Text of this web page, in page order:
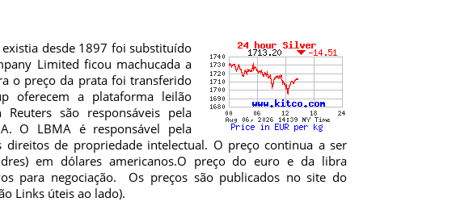
desde 1897 foi substituído
Limited ficou machucada a
o preço da prata foi transferido
oferecem a plataforma leilão
são responsáveis pela
O LBMA é responsável pela
de propriedade intelectual. O preço continua a ser
em dólares americanos.O preço do euro e da libra
para negociação. Os preços são publicados no site do
Links úteis ao lado).